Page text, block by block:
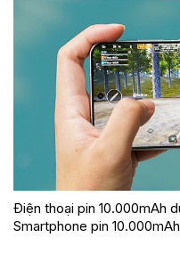
Điện thoại pin 10.000mAh
Smartphone pin